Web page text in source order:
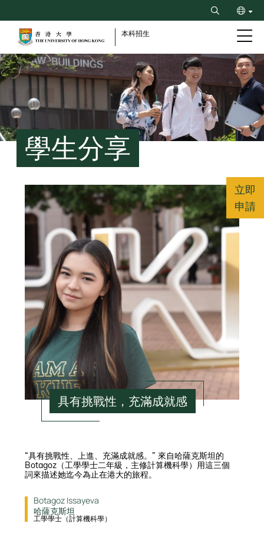
to
content
Search
简
本科招生
Breadcrumb
學生分享
具有挑戰性，充滿成就感
“具有挑戰性、上進、充滿成就感。” 來自哈薩克斯坦的
Botagoz（工學學士二年級，主修計算機科學）用這三個
詞來描述她迄今為止在港大的旅程。
Botagoz Issayeva
哈薩克斯坦
工學學士（計算機科學）
立即
申請